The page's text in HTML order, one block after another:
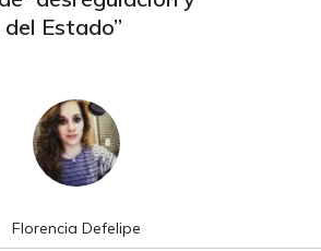
Estado”
Florencia Defelipe